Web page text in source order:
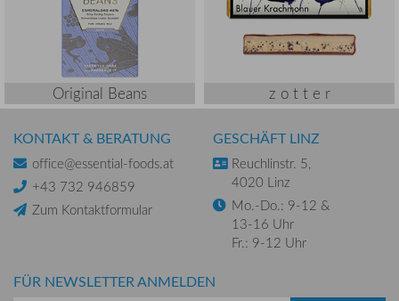
Original Beans z o t t e r
KONTAKT & BERATUNG
office@essential-foods.at
+43 732 946859
Zum Kontaktformular
GESCHÄFT LINZ
Reuchlinstr. 5,
4020 Linz
Mo.-Do.: 9-12 &
13-16 Uhr
Fr.: 9-12 Uhr
FÜR NEWSLETTER ANMELDEN